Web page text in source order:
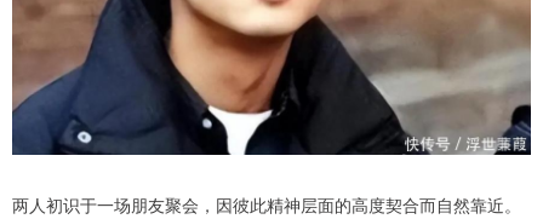
两人初识于一场朋友聚会，因彼此精神层面的高度契合而自然靠近。